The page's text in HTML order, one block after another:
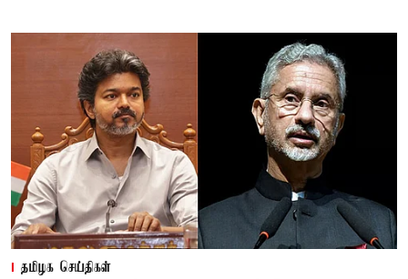
தமிழக செய்திகள்